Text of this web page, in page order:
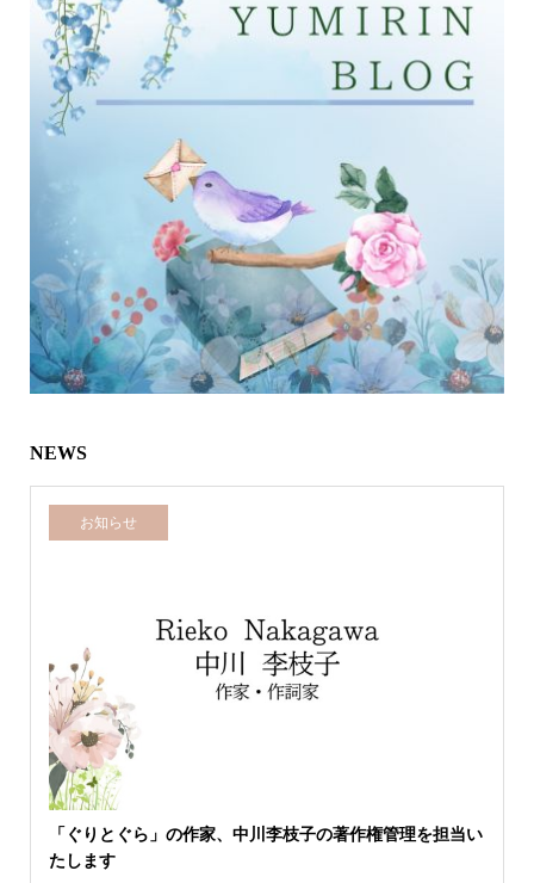
NEWS
お知らせ
「ぐりとぐら」の作家、中川李枝子の著作権管理を担当い
たします